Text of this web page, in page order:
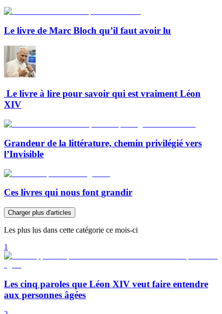
Le livre de Marc Bloch qu’il faut avoir lu
Le livre à lire pour savoir qui est vraiment Léon
XIV
Grandeur de la littérature, chemin privilégié vers
l’Invisible
Ces livres qui nous font grandir
Charger plus d'articles
Les plus lus dans cette catégorie ce mois-ci
1
Les cinq paroles que Léon XIV veut faire entendre
aux personnes âgées